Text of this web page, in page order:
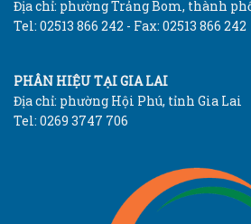
Địa chỉ: phường Trảng Bom, thành
Tel: 02513 866 242 - Fax: 02513 866 242
PHÂN HIỆU TẠI GIA LAI
Địa chỉ: phường Hội Phú, tỉnh Gia Lai
Tel: 0269 3747 706